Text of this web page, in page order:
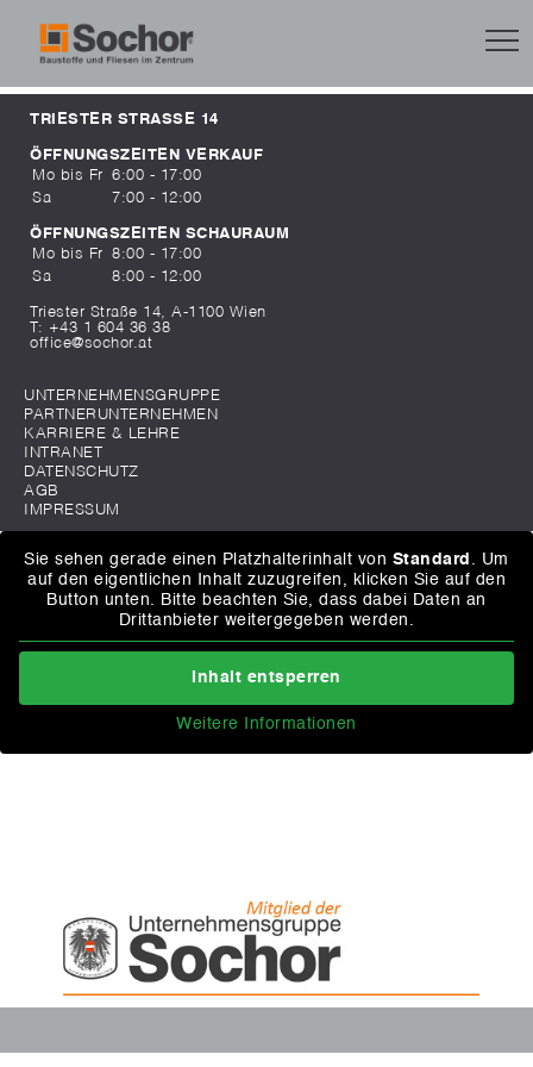
TRIESTER STRASSE 14
ÖFFNUNGSZEITEN VERKAUF
Mo bis Fr
6:00 - 17:00
Sa
7:00 - 12:00
ÖFFNUNGSZEITEN SCHAURAUM
Mo bis Fr
8:00 - 17:00
Sa
8:00 - 12:00
Triester Straße 14, A-1100 Wien
T: +43 1 604 36 38
office@sochor.at
UNTERNEHMENSGRUPPE
PARTNERUNTERNEHMEN
KARRIERE & LEHRE
INTRANET
DATENSCHUTZ
AGB
IMPRESSUM
Sie sehen gerade einen Platzhalterinhalt von Standard . Um
auf den eigentlichen Inhalt zuzugreifen, klicken Sie auf den
Button unten. Bitte beachten Sie, dass dabei Daten an
Drittanbieter weitergegeben werden.
Inhalt entsperren
Weitere Informationen